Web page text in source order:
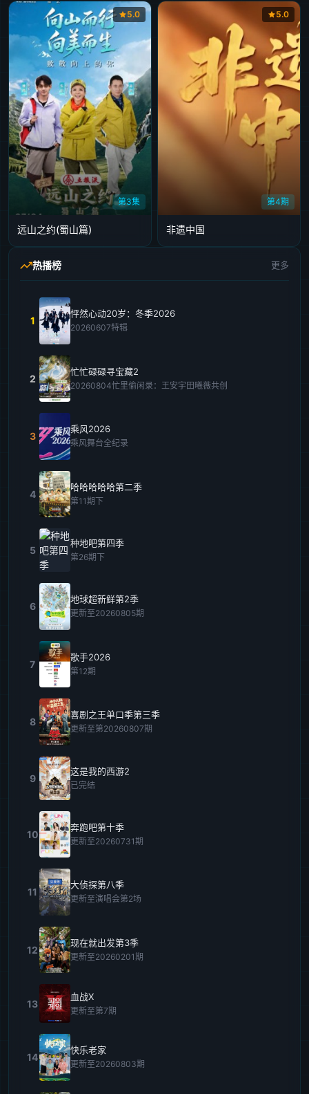
第3集
5.0
远山之约(蜀山篇)
第4期
5.0
非遗中国
热播榜 更多
1
怦然心动20岁：冬季2026
20260607特辑
2
忙忙碌碌寻宝藏2
20260804忙里偷闲录：王安宇田曦薇共创
3
乘风2026
乘风舞台全纪录
4
哈哈哈哈哈第二季
第11期下
5
种地吧第四季
第26期下
6
地球超新鲜第2季
更新至20260805期
7
歌手2026
第12期
8
喜剧之王单口季第三季
更新至第20260807期
9
这是我的西游2
已完结
10
奔跑吧第十季
更新至20260731期
11
大侦探第八季
更新至演唱会第2场
12
现在就出发第3季
更新至20260201期
13
血战X
更新至第7期
14
快乐老家
更新至20260803期